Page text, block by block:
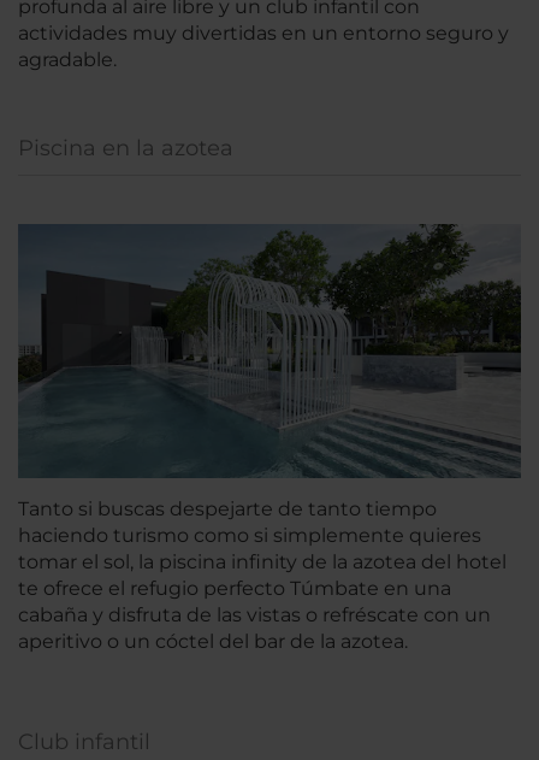
profunda al aire libre y un club infantil con
actividades muy divertidas en un entorno seguro y
agradable.
Piscina en la azotea
Tanto si buscas despejarte de tanto tiempo
haciendo turismo como si simplemente quieres
tomar el sol, la piscina infinity de la azotea del hotel
te ofrece el refugio perfecto Túmbate en una
cabaña y disfruta de las vistas o refréscate con un
aperitivo o un cóctel del bar de la azotea.
Club infantil